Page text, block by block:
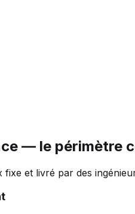
— le périmètre
et livré par des